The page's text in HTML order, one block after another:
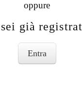
oppure
già
Entra